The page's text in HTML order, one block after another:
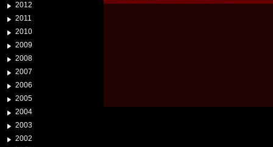
2012
2011
2010
2009
2008
2007
2006
2005
2004
2003
2002